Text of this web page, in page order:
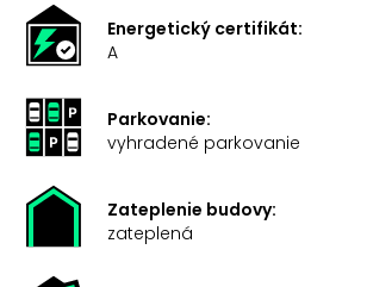
Energetický certifikát:
A
Parkovanie:
vyhradené parkovanie
Zateplenie budovy:
zateplená